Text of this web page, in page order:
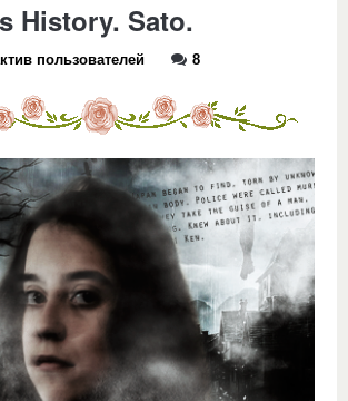
History. Sato.
пользователей 8